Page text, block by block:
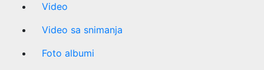
Video
Video sa snimanja
Foto albumi